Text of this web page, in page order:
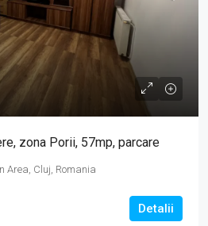
zona Porii, 57mp, parcare
Area, Cluj, Romania
Detalii